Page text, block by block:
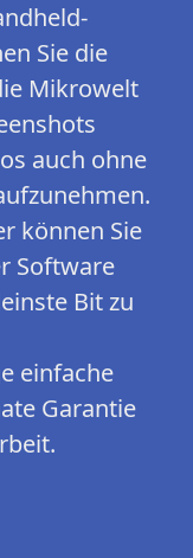
Sie die
Mikrowelt
auch ohne
können Sie
Software
Bit zu
einfache
Garantie